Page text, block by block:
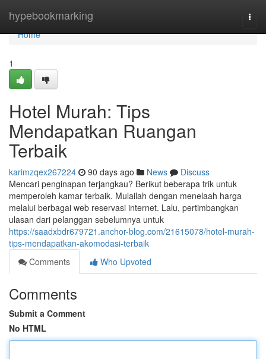
hypebookmarking
Home
Home
1
Hotel Murah: Tips
Mendapatkan Ruangan
Terbaik
karimzqex267224 90 days ago News
Discuss
Mencari penginapan terjangkau? Berikut beberapa trik untuk
memperoleh kamar terbaik. Mulailah dengan menelaah harga
melalui berbagai web reservasi internet. Lalu, pertimbangkan
ulasan dari pelanggan sebelumnya untuk
https://saadxbdr679721.anchor-blog.com/21615078/hotel-murah-
tips-mendapatkan-akomodasi-terbaik
Comments
Who Upvoted
Comments
Submit a Comment
No HTML